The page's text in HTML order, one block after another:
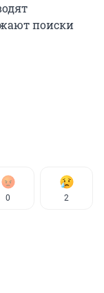
поиски
0 2